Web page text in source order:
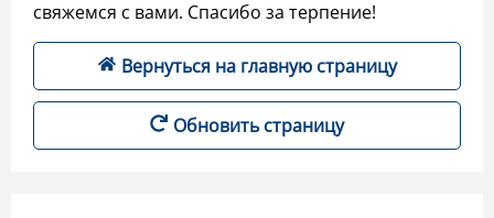
свяжемся с вами. Спасибо за терпение!
Вернуться на главную страницу
Обновить страницу